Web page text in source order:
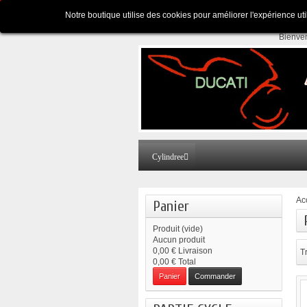
Appelez-nous au :Pour tous
Cylindree
Notre boutique utilise des cookies pour améliorer l'expérience
Panier
Produit (vide)
Aucun produit
0,00 € Livraison
0,00 € Total
Panier Commander